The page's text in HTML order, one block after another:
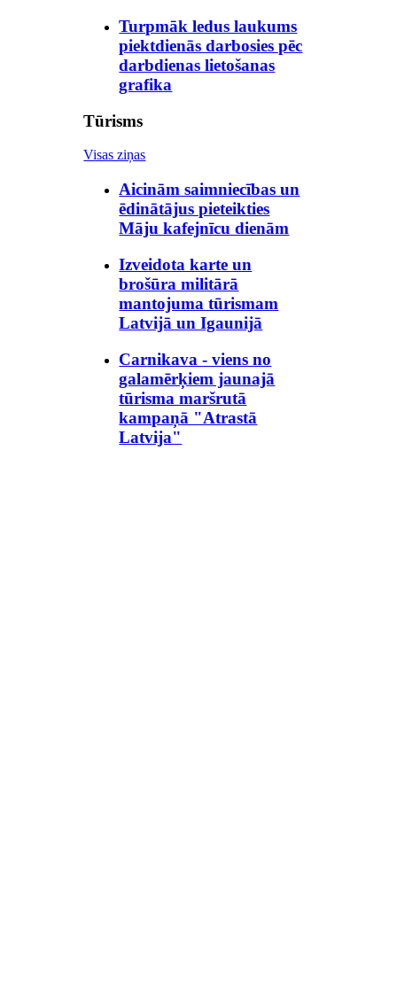
Turpmāk ledus laukums
piektdienās darbosies pēc
darbdienas lietošanas
grafika
Tūrisms
Visas ziņas
Aicinām saimniecības un
ēdinātājus pieteikties
Māju kafejnīcu dienām
Izveidota karte un
brošūra militārā
mantojuma tūrismam
Latvijā un Igaunijā
Carnikava - viens no
galamērķiem jaunajā
tūrisma maršrutā
kampaņā "Atrastā
Latvija"